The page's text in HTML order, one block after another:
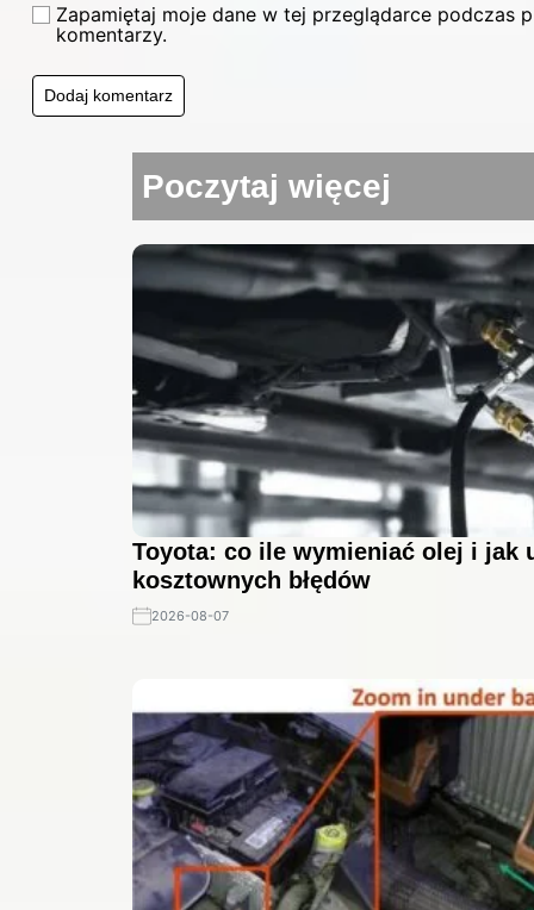
Zapamiętaj moje dane w tej przeglądarce podczas
komentarzy.
Poczytaj więcej
Toyota: co ile wymieniać olej i jak
kosztownych błędów
2026-08-07